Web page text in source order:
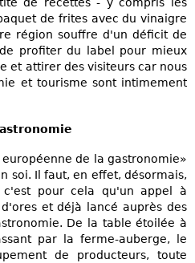
de recettes - y compris les
de frites avec du vinaigre
région souffre d'un déficit de
profiter du label pour mieux
et attirer des visiteurs car nous
et tourisme sont intimement
de la gastronomie»
soi. Il faut, en effet, désormais,
pour cela qu'un appel à
et déjà lancé auprès des
De la table étoilée à
par la ferme-auberge, le
de producteurs, toute